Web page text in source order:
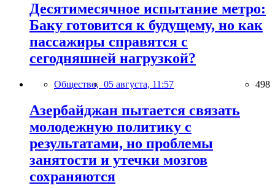
Десятимесячное испытание метро:
Баку готовится к будущему, но как
пассажиры справятся с
сегодняшней нагрузкой?
Общество, 05 августа, 11:57 498
Азербайджан пытается связать
молодежную политику с
результатами, но проблемы
занятости и утечки мозгов
сохраняются